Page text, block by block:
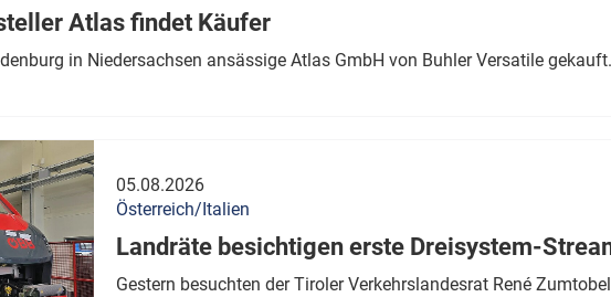
Atlas findet Käufer
in Niedersachsen ansässige Atlas GmbH von Buhler Versatile gekauft.
05.08.2026
Österreich/Italien
Landräte besichtigen erste Dreisystem-
Gestern besuchten der Tiroler Verkehrslandesrat René